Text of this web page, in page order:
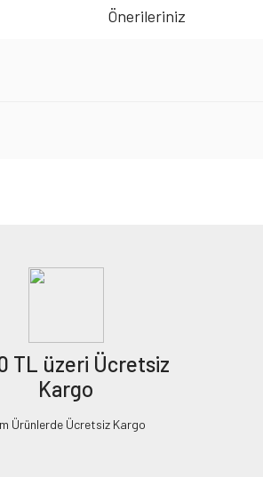
Önerileriniz
TL üzeri Ücretsiz
Kargo
Ürünlerde Ücretsiz Kargo